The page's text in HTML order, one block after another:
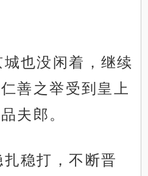
也没闲着，继续
善之举受到皇上
夫郎。
稳打，不断晋